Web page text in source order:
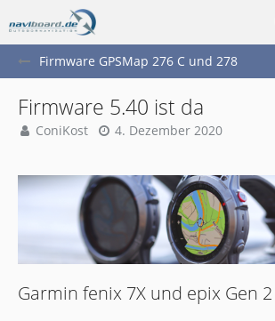
Firmware GPSMap 276 C und 278
Firmware 5.40 ist da
ConiKost 4. Dezember 2020
Garmin fenix 7X und epix Gen